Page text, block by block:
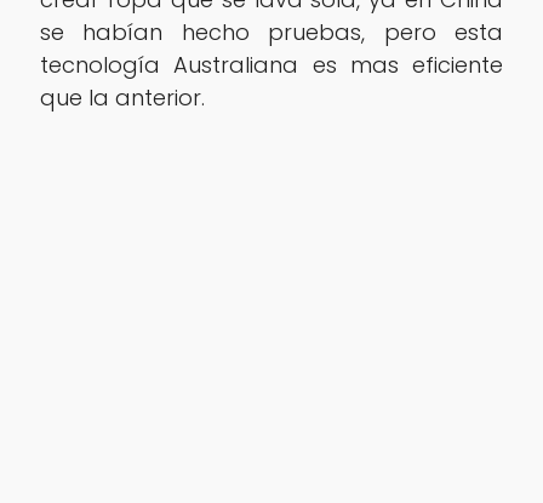
se habían hecho pruebas, pero esta
tecnología Australiana es mas eficiente
que la anterior.